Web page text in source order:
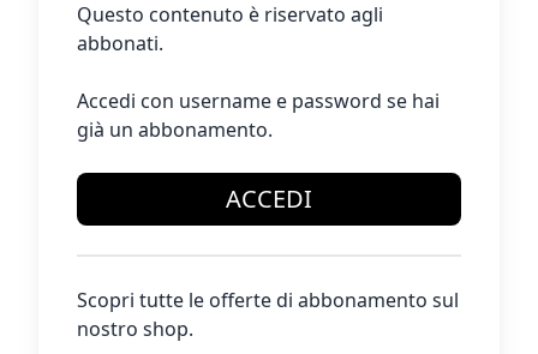
Questo contenuto è riservato agli
abbonati.
Accedi con username e password se hai
già un abbonamento.
ACCEDI
Scopri tutte le offerte di abbonamento sul
nostro shop.